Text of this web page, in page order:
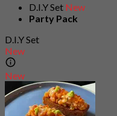
D.I.Y Set New
Party Pack
D.I.Y Set
New
New